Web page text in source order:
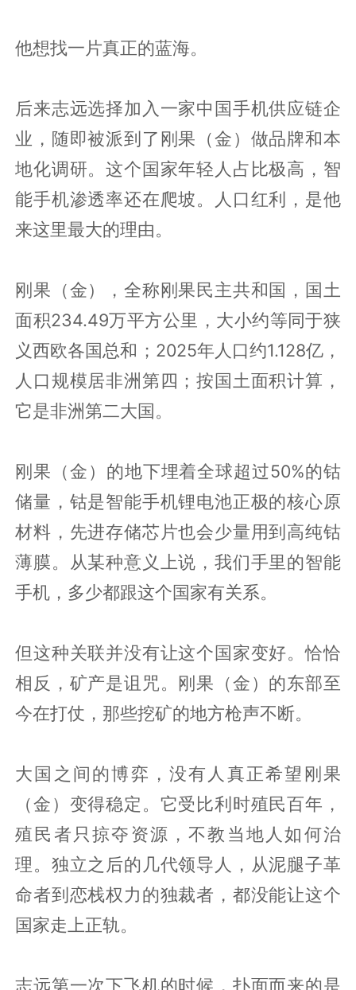
他想找一片真正的蓝海。
后来志远选择加入一家中国手机供应链企
业，随即被派到了刚果（金）做品牌和本
地化调研。这个国家年轻人占比极高，智
能手机渗透率还在爬坡。人口红利，是他
来这里最大的理由。
刚果（金），全称刚果民主共和国，国土
面积234.49万平方公里，大小约等同于狭
义西欧各国总和；2025年人口约1.128亿，
人口规模居非洲第四；按国土面积计算，
它是非洲第二大国。
刚果（金）的地下埋着全球超过50%的钴
储量，钴是智能手机锂电池正极的核心原
材料，先进存储芯片也会少量用到高纯钴
薄膜。从某种意义上说，我们手里的智能
手机，多少都跟这个国家有关系。
但这种关联并没有让这个国家变好。恰恰
相反，矿产是诅咒。刚果（金）的东部至
今在打仗，那些挖矿的地方枪声不断。
大国之间的博弈，没有人真正希望刚果
（金）变得稳定。它受比利时殖民百年，
殖民者只掠夺资源，不教当地人如何治
理。独立之后的几代领导人，从泥腿子革
命者到恋栈权力的独裁者，都没能让这个
国家走上正轨。
志远第一次下飞机的时候，扑面而来的是